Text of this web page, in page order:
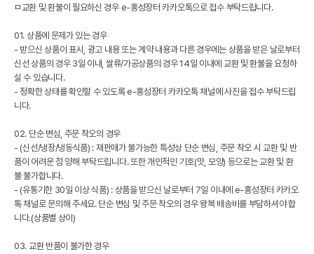
ㅁ교환 및 환불이 필요하신 경우 e-홍성장터 카카오톡으로 접수 부탁드립니다.
01. 상품에 문제가 있는 경우
- 받으신 상품이 표시, 광고 내용 또는 계약 내용과 다른 경우에는 상품을 받은 날로부터
신선 상품의 경우 3일 이내, 쌀류/가공상품의 경우 14일 이내에 교환 및 환불을 요청하
실 수 있습니다.
- 정확한 상태를 확인할 수 있도록 e-홍성장터 카카오톡 채널에 사진을 접수 부탁드립
니다.
02. 단순 변심, 주문 착오의 경우
- (신선/냉장/냉동식품) : 재판매가 불가능한 특성상 단순 변심, 주문 착오 시 교환 및 반
품이 어려운 점 양해 부탁드립니다. 또한 개인적인 기호(맛, 모양) 등으로는 교환 및 환
불 불가합니다.
- (유통기한 30일 이상 식품) : 상품을 받으신 날로부터 7일 이내에 e-홍성장터 카카오
톡 채널로 문의해 주세요. 단순 변심 및 주문 착오의 경우 왕복 배송비를 부담하셔야 합
니다.(상품별 상이)
03. 교환 반품이 불가한 경우